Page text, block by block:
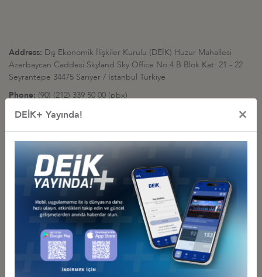
Address: Dış Ekonomik İlişkiler Kurulu (DEİK) Huzur Mahallesi
Azerbaycan Caddesi Skyland Sky Office No:4 B Blok Kat: 21 - 22
Seyrantepe 34475 Sarıyer / İstanbul Türkiye
Phone: (90) (212) 339 50 00 (pbx)
(90) (212) 270 30 92
E-Mail:info@deik.org.tr
Representative Offices
DEİK+ Yayında! ×